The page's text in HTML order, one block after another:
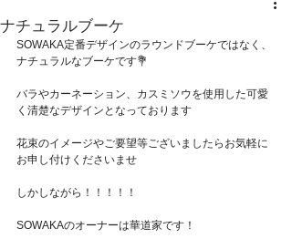
ナチュラルブーケ
SOWAKA定番デザインのラウンドブーケではなく、
ナチュラルなブーケです💐
バラやカーネーション、カスミソウを使用した可愛
く清楚なデザインとなっております
花束のイメージやご要望等ございましたらお気軽に
お申し付けくださいませ
しかしながら！！！！！
SOWAKAのオーナーは華道家です！